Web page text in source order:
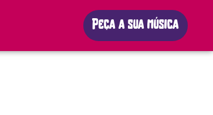
Peça a sua música